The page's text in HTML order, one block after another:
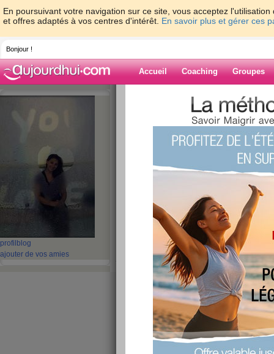
En poursuivant votre navigation sur ce site, vous acceptez
et offres adaptés à vos centres d'intérêt. En savoir plus et gérer ces
Bonjour !
Accueil Coaching Groupes
profil blog
ajouter de vos amies
> > A vous
Blog de DEVI
A vous toutes
mes amies qui m'ont soutenu, motive et
je vous trouve a chaque fois, rempli de
à vous toutes je voudrai remercie et une
nouvelle année de votre compagnie profiter.
voila mon souhait!!!